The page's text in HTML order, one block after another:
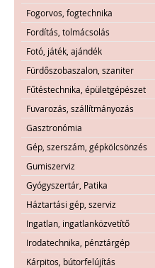
Fogorvos, fogtechnika
Fordítás, tolmácsolás
Fotó, játék, ajándék
Fürdőszobaszalon, szaniter
Fűtéstechnika, épületgépészet
Fuvarozás, szállítmányozás
Gasztronómia
Gép, szerszám, gépkölcsönzés
Gumiszerviz
Gyógyszertár, Patika
Háztartási gép, szerviz
Ingatlan, ingatlanközvetítő
Irodatechnika, pénztárgép
Kárpitos, bútorfelújítás